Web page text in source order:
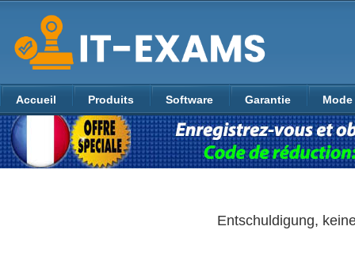
Accueil Produits Software Garantie
Entschuldigung,